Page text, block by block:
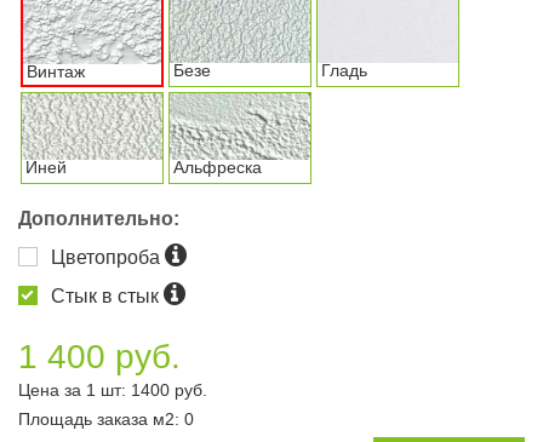
Винтаж Безе Гладь
Иней Альфреска
Дополнительно:
Цветопроба
Стык в стык
1 400 руб.
Цена за 1 шт: 1400 руб.
Площадь заказа м2: 0